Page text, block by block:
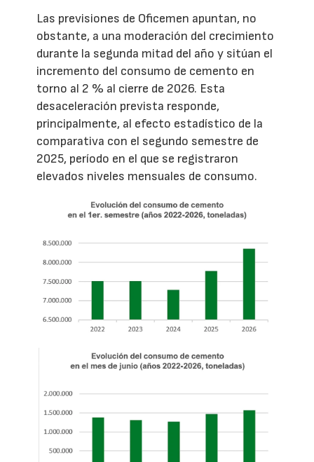
Las previsiones de Oficemen apuntan, no
obstante, a una moderación del crecimiento
durante la segunda mitad del año y sitúan el
incremento del consumo de cemento en
torno al 2 % al cierre de 2026. Esta
desaceleración prevista responde,
principalmente, al efecto estadístico de la
comparativa con el segundo semestre de
2025, período en el que se registraron
elevados niveles mensuales de consumo.